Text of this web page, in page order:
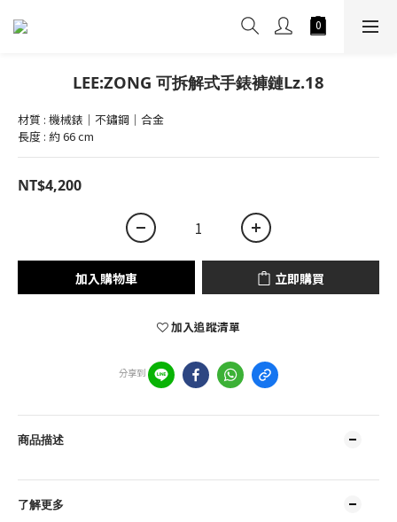
LEE:ZONG 可拆解式手錶褲鏈Lz.18
材質 : 機械錶｜不鏽鋼｜合金
長度 : 約 66 cm
NT$4,200
加入購物車 立即購買
加入追蹤清單
分享到
商品描述
了解更多